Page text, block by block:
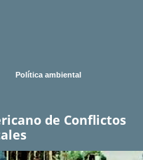
Política ambiental
de Conflictos